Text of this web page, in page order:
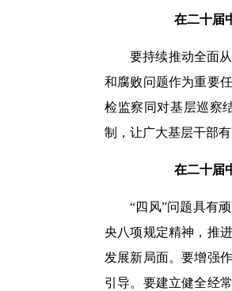
在二十届
要持续推动全面
和腐败问题作为重要
检监察同对基层巡察
制，让广大基层干部有
在二十届
“四风”问题具有
央八项规定精神，推
发展新局面。要增强
引导。要建立健全经